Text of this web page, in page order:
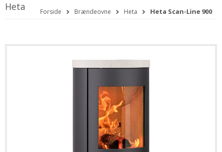
Forside Brændeovne Heta Heta Scan-Line 900
Heta